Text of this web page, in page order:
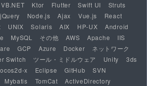
VB.NET Ktor Flutter Swift UI
Struts
jQuery Node.js Ajax Vue.js
React
UNIX Solaris AIX HP-UX
Android
MySQL その他 AWS Apache
IIS
GCP Azure Docker
ネットワーク
Switch ツール・ミドルウェア Unity
3ds
x Eclipse GitHub
SVN
Mybatis TomCat
ActiveDirectory